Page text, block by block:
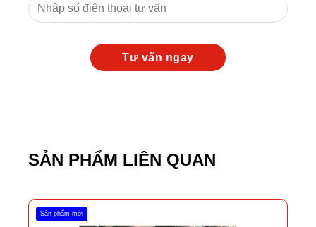
SẢN PHẨM LIÊN QUAN
Sản phẩm mới